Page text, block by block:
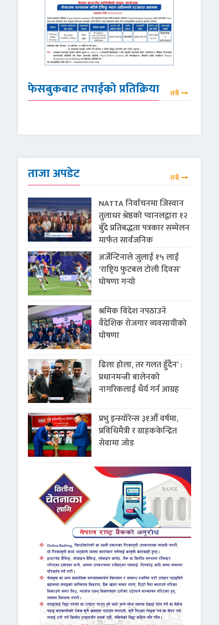
फेसबुकबाट तपाईको प्रतिक्रिया सबै
ताजा अपडेट सबै
NATTA निर्वाचनमा जिस्वान
तुलाधर श्रेष्ठको प्यानलद्वारा १२
बुँदे प्रतिबद्धता पत्रकार सम्मेलन
मार्फत सार्वजनिक
अर्जेन्टिनाले जुलाई १५ लाई
‘राष्ट्रिय फुटबल टोली दिवस’
घोषणा गर्‍यो
श्रमिक विदेश नपठाउने
वैदेशिक रोजगार व्यवसायीको
घोषणा
ढिला होला, तर गलत हुँदैन’ :
प्रधानमन्त्री बालेनको
नागरिकलाई धैर्य गर्न आग्रह
प्रभु इन्स्योरेन्स ३१औँ वर्षमा,
प्रविधिमैत्री र ग्राहककेन्द्रित
सेवामा जोड